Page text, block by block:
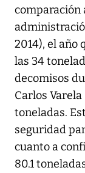
comparación
2014), el año
las 34
decomisos
Carlos
toneladas.
seguridad
cuanto a
80.1